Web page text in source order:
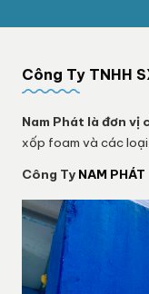
Công Ty TNHH
Nam Phát là đơn vị
xốp foam và các loại
Công Ty NAM PHÁT